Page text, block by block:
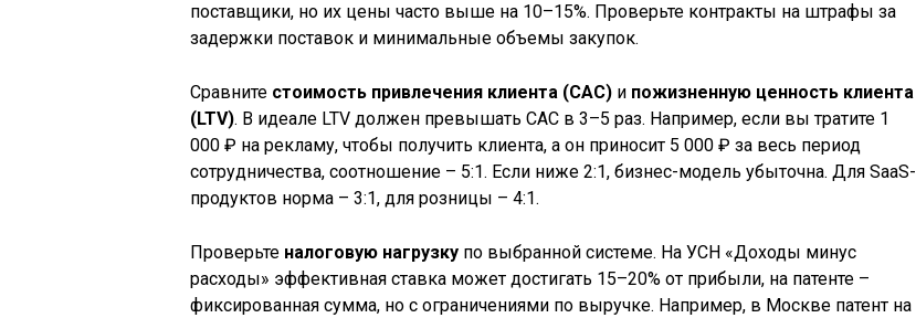
поставщики, но их цены часто выше на 10–15%. Проверьте контракты на штрафы за
задержки поставок и минимальные объемы закупок.
Сравните стоимость привлечения клиента (CAC) и пожизненную ценность клиента
(LTV). В идеале LTV должен превышать CAC в 3–5 раз. Например, если вы тратите 1
000 ₽ на рекламу, чтобы получить клиента, а он приносит 5 000 ₽ за весь период
сотрудничества, соотношение – 5:1. Если ниже 2:1, бизнес-модель убыточна. Для SaaS-
продуктов норма – 3:1, для розницы – 4:1.
Проверьте налоговую нагрузку по выбранной системе. На УСН «Доходы минус
расходы» эффективная ставка может достигать 15–20% от прибыли, на патенте –
фиксированная сумма, но с ограничениями по выручке. Например, в Москве патент на